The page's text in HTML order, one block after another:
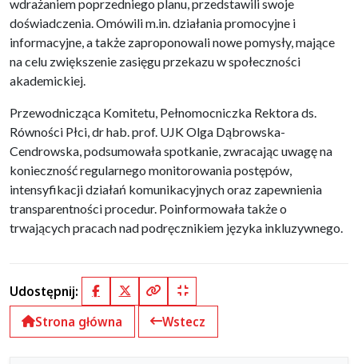
wdrażaniem poprzedniego planu, przedstawili swoje
doświadczenia. Omówili m.in. działania promocyjne i
informacyjne, a także zaproponowali nowe pomysły, mające
na celu zwiększenie zasięgu przekazu w społeczności
akademickiej.
Przewodnicząca Komitetu, Pełnomocniczka Rektora ds.
Równości Płci, dr hab. prof. UJK Olga Dąbrowska-
Cendrowska, podsumowała spotkanie, zwracając uwagę na
konieczność regularnego monitorowania postępów,
intensyfikacji działań komunikacyjnych oraz zapewnienia
transparentności procedur. Poinformowała także o
trwających pracach nad podręcznikiem języka inkluzywnego.
Udostępnij: FacebookX (Twitter)
Kopiuj pełny link
Kopiuj krótki link
Strona główna
Wstecz